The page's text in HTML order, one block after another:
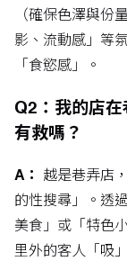
（確保色澤與份
影、流動感」等
「食慾感」。
Q2：我的店
有救嗎？
A：
越是巷弄店
的性搜尋」。透
美食」或「特色
里外的客人「吸